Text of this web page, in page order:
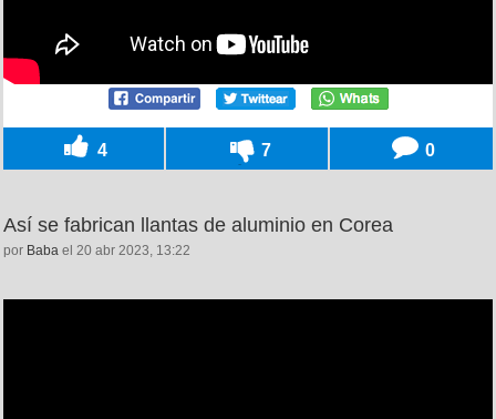
4 7 0
Así se fabrican llantas de aluminio en Corea
por Baba el 20 abr 2023, 13:22